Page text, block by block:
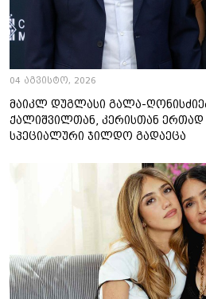
04 აგვისტო, 2026
მაიკლ დუგლასი გალა-
ქალიშვილთან, კერისთან ერთად
სპეციალური ჯილდო გადაეცა